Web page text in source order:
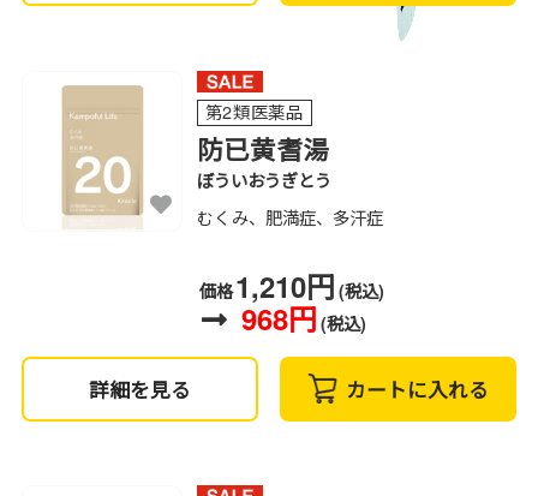
第2類医薬品
防已黄耆湯
ぼういおうぎとう
むくみ、肥満症、多汗症
価格1,210円 (税込)
968円 (税込)
詳細を見る カートに入れる